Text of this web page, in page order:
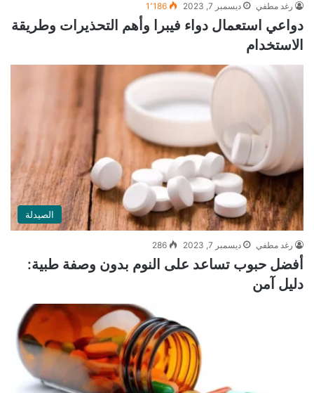
رغد مطفي ديسمبر 7, 2023 1٬186
دواعي استعمال دواء فيبرا وأهم التحذيرات وطريقة
الاستخدام
الصيدلة
رغد مطفي ديسمبر 7, 2023 286
أفضل حبوب تساعد على النوم بدون وصفة طبية:
دليل آمن